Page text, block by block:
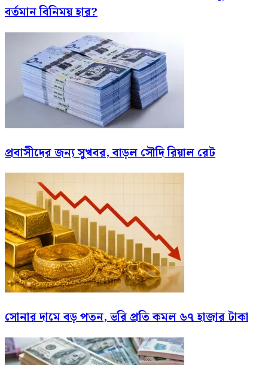
বর্তমান বিনিময় হার?
প্রবাসীদের জন্য সুখবর, বাড়ল সৌদি রিয়াল রেট
সোনার দামে বড় পতন, ভরি প্রতি কমল ৬৭ হাজার টাকা